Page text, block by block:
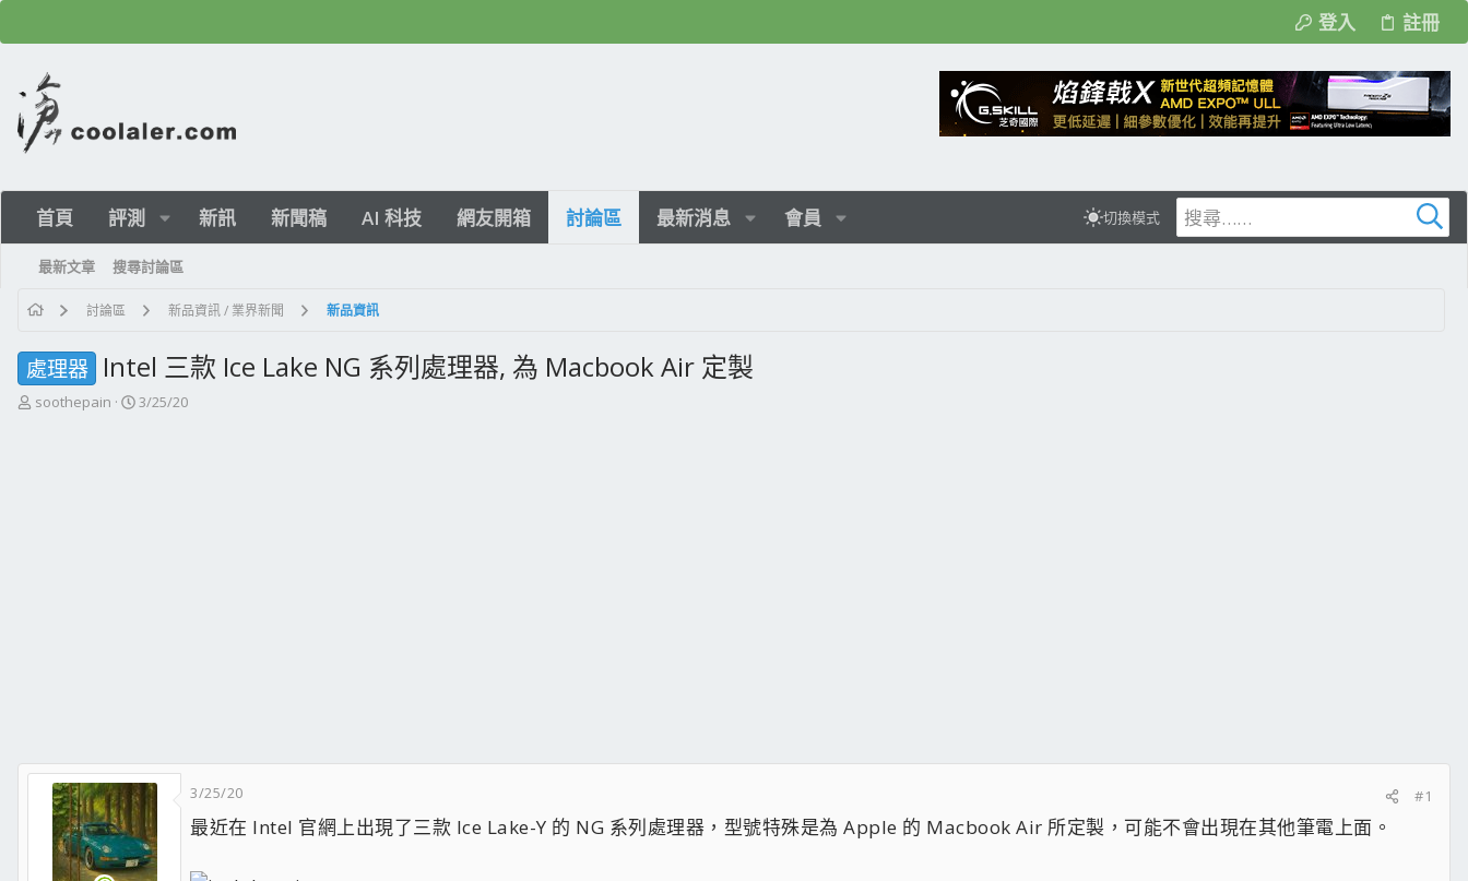
登入 註冊
首頁 評測 新訊 新聞稿 AI 科技 網友開箱 討論區 最新消息 會員 切換模式
最新文章 搜尋討論區
討論區 新品資訊 / 業界新聞 新品資訊
處理器 Intel 三款 Ice Lake NG 系列處理器, 為 Macbook Air 定製
主
soothepain
開
3/25/20
3/25/20 #1
最近在 Intel 官網上出現了三款 Ice Lake-Y 的 NG 系列處理器，型號特殊是為 Apple 的 Macbook Air 所定製，可能不會出現在其他筆電上面。